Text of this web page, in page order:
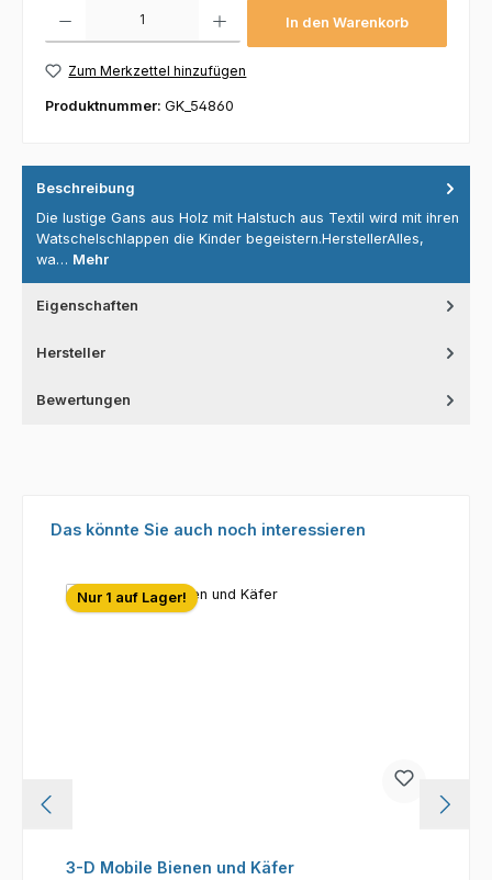
In den Warenkorb
Zum Merkzettel hinzufügen
Produktnummer: GK_54860
Beschreibung
Die lustige Gans aus Holz mit Halstuch aus Textil wird mit ihren
Watschelschlappen die Kinder begeistern.HerstellerAlles,
wa… Mehr
Eigenschaften
Hersteller
Bewertungen
Produktgalerie überspringen
Das könnte Sie auch noch interessieren
Nur 1 auf Lager!
3-D Mobile Bienen und Käfer